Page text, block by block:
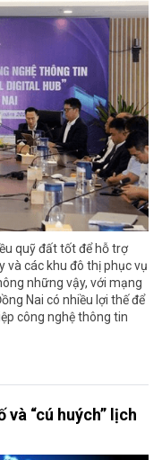
quỹ đất tốt để hỗ trợ
và các khu đô thị phục vụ
những vậy, với mạng
Nai có nhiều lợi thế để
công nghệ thông tin
“cú huých” lịch